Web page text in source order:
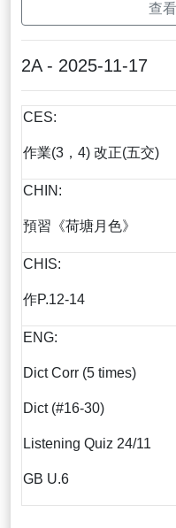
查
2A - 2025-11-17
CES:
作業(3，4) 改正(五交)
CHIN:
預習《荷塘月色》
CHIS:
作P.12-14
ENG:
Dict Corr (5 times)
Dict (#16-30)
Listening Quiz 24/11
GB U.6